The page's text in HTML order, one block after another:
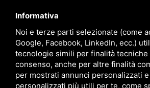
Andrea (+39) 348 80 98
info@elbabnb.it
Informativa
Noi e terze parti selezionate (come
Google, Facebook, LinkedIn, ecc.)
tecnologie simili per finalità tecniche
consenso, anche per altre finalità
per mostrati annunci personalizzati
personalizzati più utili per te, come